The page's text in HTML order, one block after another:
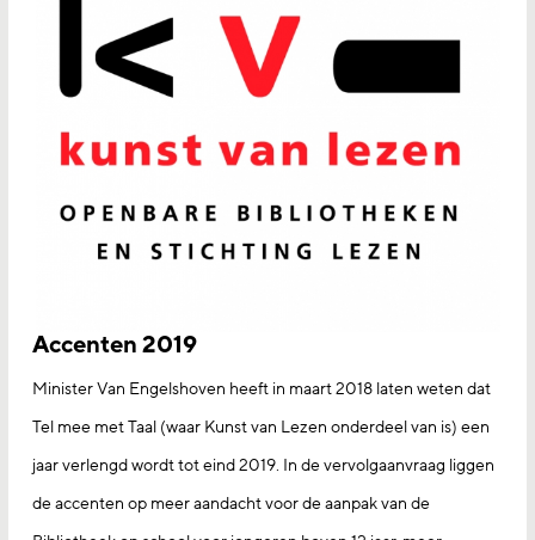
Accenten 2019
Minister Van Engelshoven heeft in maart 2018 laten weten dat
Tel mee met Taal (waar Kunst van Lezen onderdeel van is) een
jaar verlengd wordt tot eind 2019. In de vervolgaanvraag liggen
de accenten op meer aandacht voor de aanpak van de